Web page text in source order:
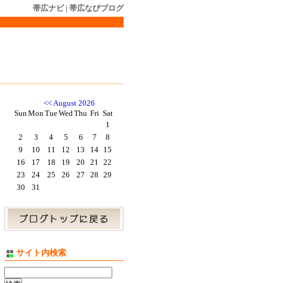
帯広ナビ| 帯広なびブログ
<<August 2026
SunMonTueWedThu Fri Sat
1
2
3 4 5 6 7
8
9
10 11 12 13 14
15
16
17 18 19 20 21
22
23
24 25 26 27 28
29
30
31
サイト内検索